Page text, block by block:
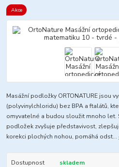
Akce
Masážní podložky ORTONATURE jsou
(polyvinylchloridu) bez BPA a ftalátů,
omyvatelné a budou sloužit mnoho let.
podložek zvyšuje představivost,
korekci plochých nohou, pomáhá odst...
Dostupnost
skladem